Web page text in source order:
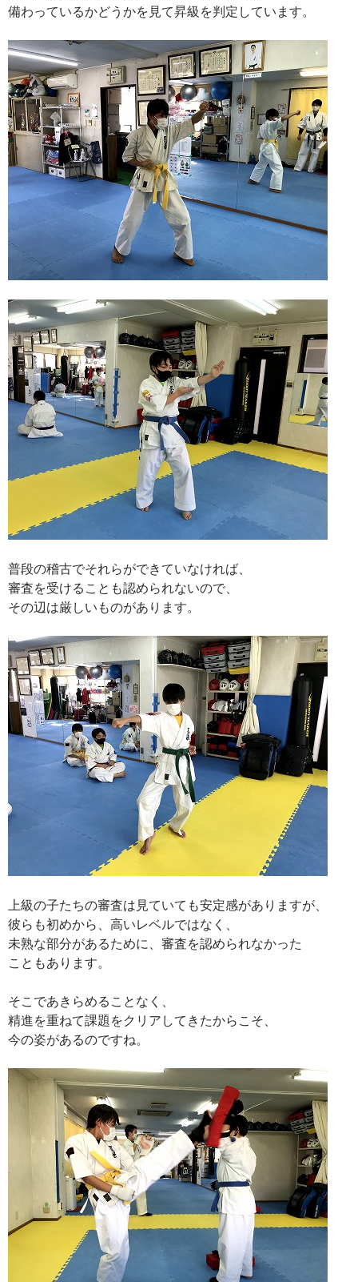
備わっているかどうかを見て昇級を判定しています。
普段の稽古でそれらができていなければ、
審査を受けることも認められないので、
その辺は厳しいものがあります。
上級の子たちの審査は見ていても安定感がありますが、
彼らも初めから、高いレベルではなく、
未熟な部分があるために、審査を認められなかった
こともあります。
そこであきらめることなく、
精進を重ねて課題をクリアしてきたからこそ、
今の姿があるのですね。